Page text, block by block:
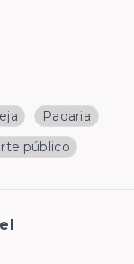
Padaria
público